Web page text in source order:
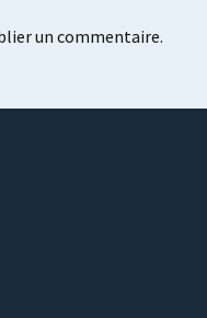
un commentaire.